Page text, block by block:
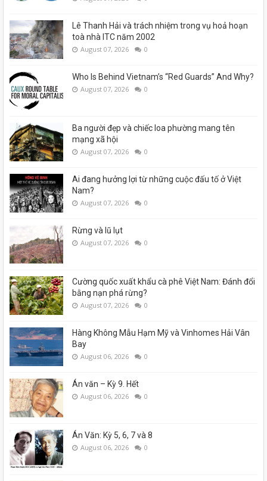
Lê Thanh Hải và trách nhiệm trong vụ hoả hoạn
toà nhà ITC năm 2002
August 07, 2026 0
Who Is Behind Vietnam’s “Red Guards” And Why?
August 07, 2026 0
Ba người đẹp và chiếc loa phường mang tên
mạng xã hội
August 07, 2026 0
Ai đang hưởng lợi từ những cuộc đấu tố ở Việt
Nam?
August 07, 2026 0
Rừng và lũ lụt
August 07, 2026 0
Cường quốc xuất khẩu cà phê Việt Nam: Đánh đổi
bằng nạn phá rừng?
August 07, 2026 0
Hàng Không Mẫu Hạm Mỹ và Vinhomes Hải Vân
Bay
August 06, 2026 0
Án văn – Kỳ 9. Hết
August 06, 2026 0
Án Văn: Kỳ 5, 6, 7 và 8
August 06, 2026 0